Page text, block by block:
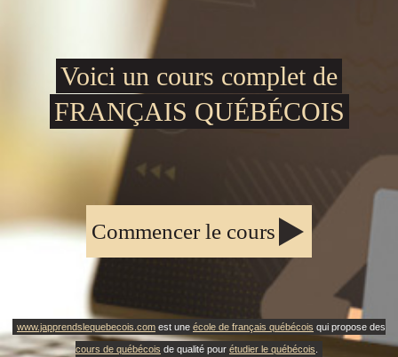
Voici un cours complet de
FRANÇAIS QUÉBÉCOIS
Commencer le cours
www.japprendslequebecois.com est une école de français québécois qui propose des
cours de québécois de qualité pour étudier le québécois